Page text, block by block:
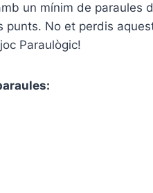
un mínim de paraules
punts. No et perdis
Paraulògic!